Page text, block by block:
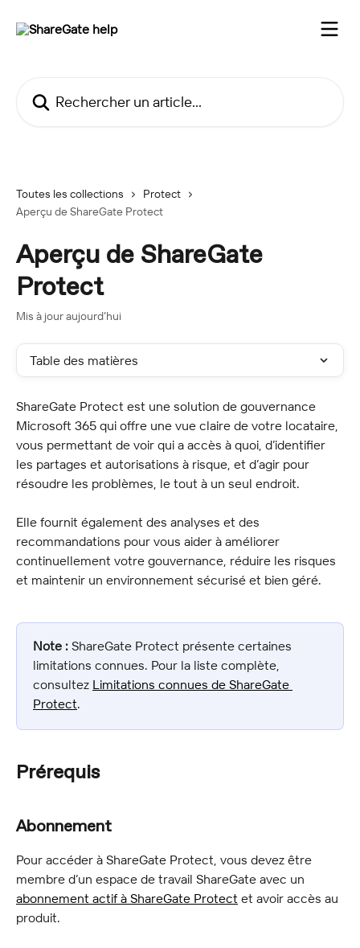
Toutes les collections
Protect
Aperçu de ShareGate Protect
Aperçu de ShareGate
Protect
Mis à jour aujourd’hui
Table des matières
ShareGate Protect est une solution de gouvernance
Microsoft 365 qui offre une vue claire de votre locataire,
vous permettant de voir qui a accès à quoi, d’identifier
les partages et autorisations à risque, et d’agir pour
résoudre les problèmes, le tout à un seul endroit.
Elle fournit également des analyses et des
recommandations pour vous aider à améliorer
continuellement votre gouvernance, réduire les risques
et maintenir un environnement sécurisé et bien géré.
Note : ShareGate Protect présente certaines
limitations connues. Pour la liste complète,
consultez Limitations connues de ShareGate
Protect.
Prérequis
Abonnement
Pour accéder à ShareGate Protect, vous devez être
membre d’un espace de travail ShareGate avec un
abonnement actif à ShareGate Protect et avoir accès au
produit.